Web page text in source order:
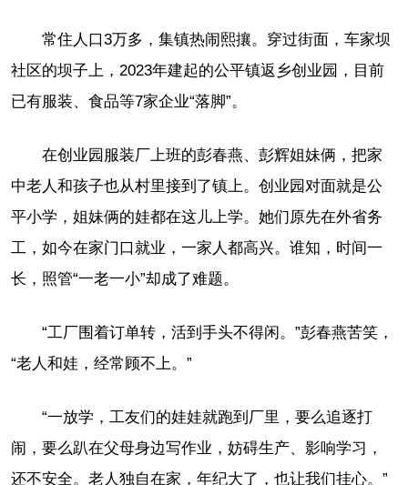
常住人口3万多，集镇热闹熙攘。穿过街面，车家坝
社区的坝子上，2023年建起的公平镇返乡创业园，目前
已有服装、食品等7家企业“落脚”。
在创业园服装厂上班的彭春燕、彭辉姐妹俩，把家
中老人和孩子也从村里接到了镇上。创业园对面就是公
平小学，姐妹俩的娃都在这儿上学。她们原先在外省务
工，如今在家门口就业，一家人都高兴。谁知，时间一
长，照管“一老一小”却成了难题。
“工厂围着订单转，活到手头不得闲。”彭春燕苦笑，
“老人和娃，经常顾不上。”
“一放学，工友们的娃娃就跑到厂里，要么追逐打
闹，要么趴在父母身边写作业，妨碍生产、影响学习，
还不安全。老人独自在家，年纪大了，也让我们挂心。”